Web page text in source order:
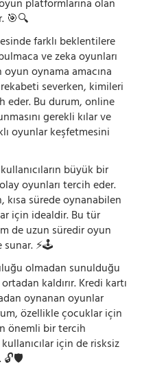
platformlarına olan
🎯🔍
farklı beklentilere
ve zeka oyunları
oynama amacına
severken, kimileri
eder. Bu durum, online
gerekli kılar ve
oyunlar keşfetmesini
büyük bir
oyunları tercih eder.
kısa sürede oynanabilen
için idealdir. Bu tür
de uzun süredir oyun
⚡🕹️
olmadan sunulduğu
kaldırır. Kredi kartı
oynanan oyunlar
özellikle çocuklar için
önemli bir tercih
için de risksiz
🔓🛡️